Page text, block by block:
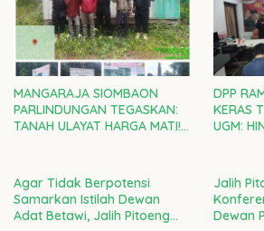
MANGARAJA SIOMBAON
PARLINDUNGAN TEGASKAN:
TANAH ULAYAT HARGA MATI!
PENJAJAHAN GAYA BARU
DPP
KERAS
UGM:
Agar Tidak Berpotensi
Samarkan Istilah Dewan
Adat Betawi, Jalih Pitoeng
Jalih
Dewan